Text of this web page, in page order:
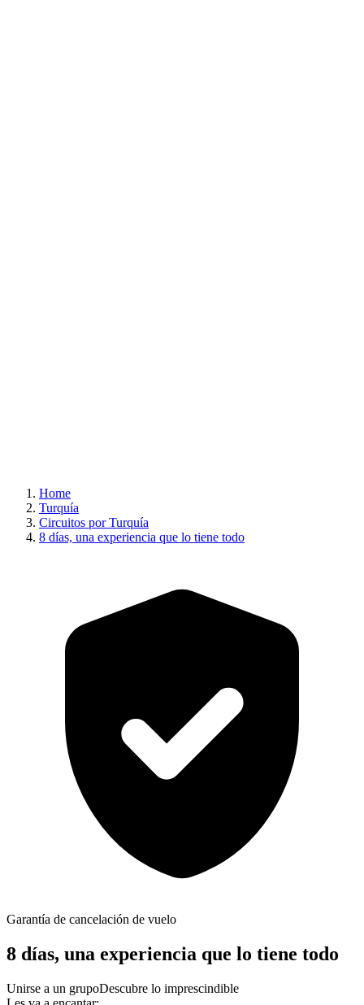
Home
Turquía
Circuitos por Turquía
8 días, una experiencia que lo tiene todo
Garantía de cancelación de vuelo
8 días, una experiencia que lo tiene todo
Unirse a un grupoDescubre lo imprescindible